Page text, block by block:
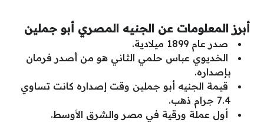
أبرز المعلومات عن الجنيه المصري أبو جملين
صدر عام 1899 ميلادية.
الخديوي عباس حلمي الثاني هو من أصدر فرمان
بإصداره.
قيمة الجنيه أبو جملين وقت إصداره كانت تساوي
7.4 جرام ذهب.
أول عملة ورقية في مصر والشرق الأوسط.